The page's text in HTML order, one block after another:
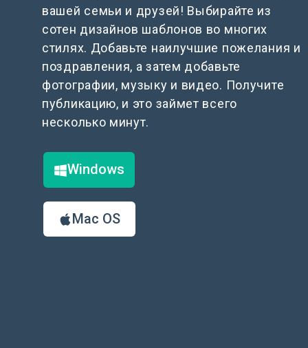
вашей семьи и друзей! Выбирайте из
сотен дизайнов шаблонов во многих
стилях. Добавьте наилучшие пожелания и
поздравления, а затем добавьте
фотографии, музыку и видео. Получите
публикацию, и это займет всего
несколько минут.
Windows
Mac OS